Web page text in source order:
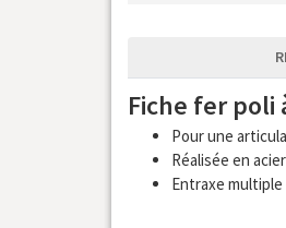
Fiche fer poli
Pour une
Réalisée en
Entraxe multiple